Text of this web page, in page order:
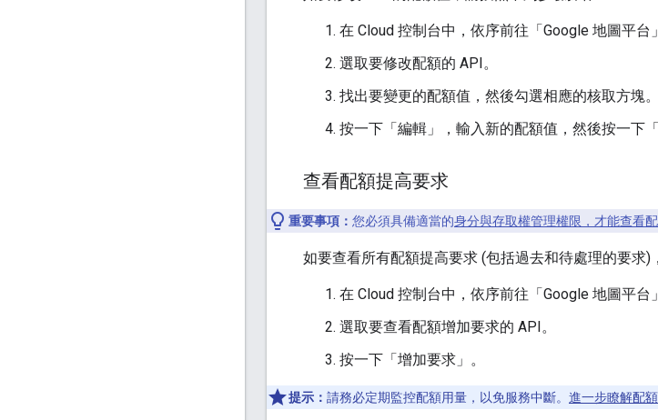
在 Cloud 控制台中，依序前往「Google 地圖平台
選取要修改配額的 API。
找出要變更的配額值，然後勾選相應的核取方塊。
按一下「編輯」
，輸入新的配額值，然後按一下
查看配額提高要求
重要事項： 您必須具備適當的身分與存取權管理權限，才能查看
如要查看所有配額提高要求 (包括過去和待處理的要求)
在 Cloud 控制台中，依序前往「Google 地圖平台
選取要查看配額增加要求的 API。
按一下「增加要求」 。
提示： 請務必定期監控配額用量，以免服務中斷。 進一步瞭解配